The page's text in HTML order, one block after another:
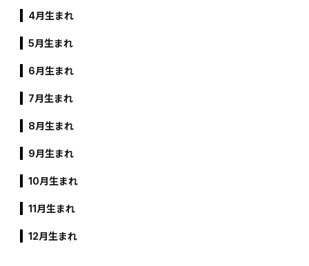
4月生まれ
5月生まれ
6月生まれ
7月生まれ
8月生まれ
9月生まれ
10月生まれ
11月生まれ
12月生まれ